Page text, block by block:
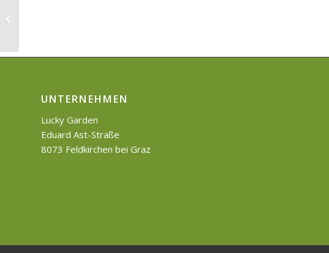
UNTERNEHMEN
Lucky Garden
Eduard Ast-Straße
8073 Feldkirchen bei Graz